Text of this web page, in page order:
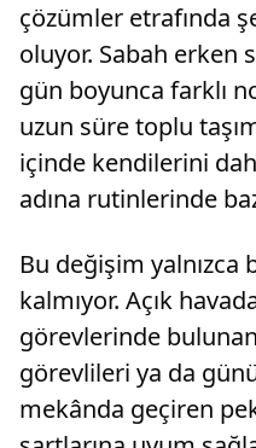
çözümler etrafında
oluyor. Sabah erken
gün boyunca farklı
uzun süre toplu
içinde kendilerini
adına rutinlerinde
Bu değişim yalnızca
kalmıyor. Açık
görevlerinde
görevlileri ya da
mekânda geçiren